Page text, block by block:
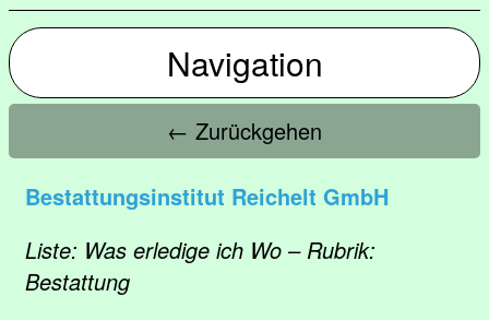
Navigation
← Zurückgehen
Bestattungsinstitut Reichelt GmbH
Liste: Was erledige ich Wo – Rubrik:
Bestattung